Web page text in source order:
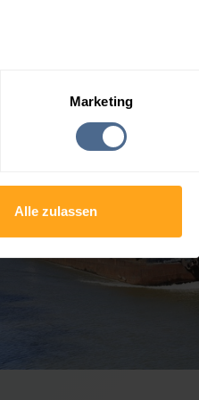
Marketing
Alle zulassen
Straßertale